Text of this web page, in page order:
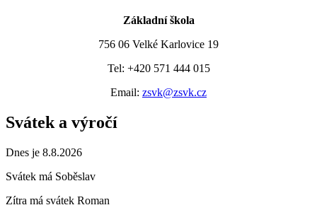
Základní škola
756 06 Velké Karlovice 19
Tel: +420 571 444 015
Email: zsvk@zsvk.cz
Svátek a výročí
Dnes je 8.8.2026
Svátek má Soběslav
Zítra má svátek Roman